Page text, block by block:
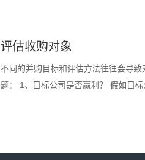
评估收购对象
不同的并购目标和评估方法往往会导
题： 1、目标公司是否赢利？ 假如目